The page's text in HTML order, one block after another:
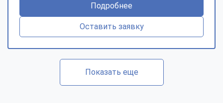
Подробнее
Оставить заявку
Показать еще